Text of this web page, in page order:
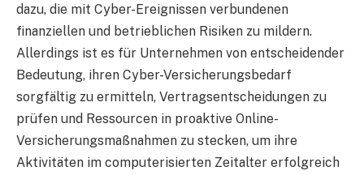
dazu, die mit Cyber-Ereignissen verbundenen
finanziellen und betrieblichen Risiken zu mildern.
Allerdings ist es für Unternehmen von entscheidender
Bedeutung, ihren Cyber-Versicherungsbedarf
sorgfältig zu ermitteln, Vertragsentscheidungen zu
prüfen und Ressourcen in proaktive Online-
Versicherungsmaßnahmen zu stecken, um ihre
Aktivitäten im computerisierten Zeitalter erfolgreich